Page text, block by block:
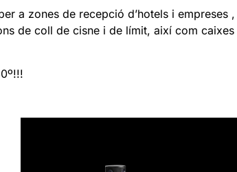
a zones de recepció d’hotels i empreses ,
de coll de cisne i de límit, així com caixes